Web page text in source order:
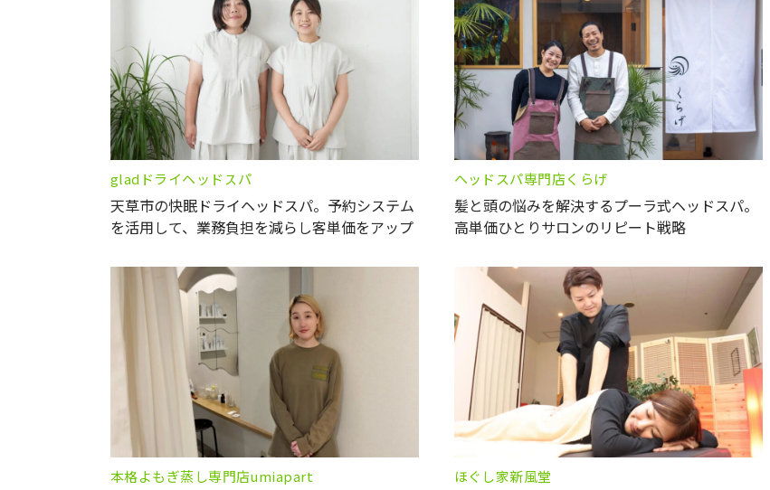
gladドライヘッドスパ
天草市の快眠ドライヘッドスパ。予約システム
を活用して、業務負担を減らし客単価をアップ
ヘッドスパ専門店くらげ
髪と頭の悩みを解決するプーラ式ヘッドスパ。
高単価ひとりサロンのリピート戦略
本格よもぎ蒸し専門店umiapart ほぐし家新風堂